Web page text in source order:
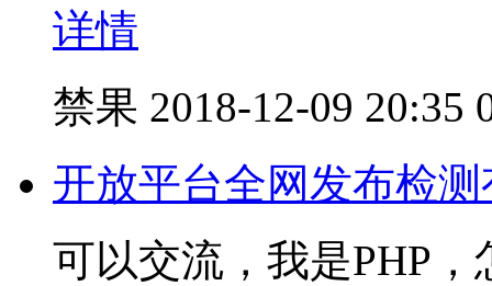
详情
禁果 2018-12-09 20:35
开放平台全网发布检
可以交流，我是PHP，